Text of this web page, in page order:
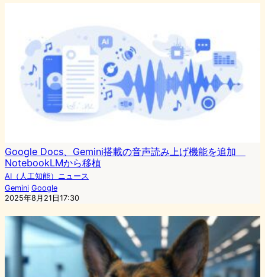
Google Docs、Gemini搭載の音声読み上げ機能を追加
NotebookLMから移植
AI（人工知能）ニュース
Gemini Google
2025年8月21日17:30